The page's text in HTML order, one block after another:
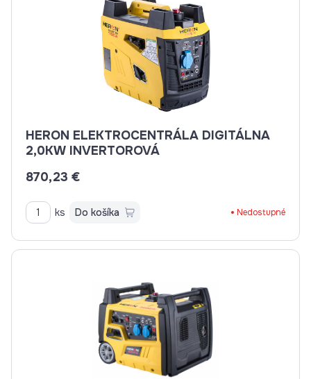
HERON ELEKTROCENTRÁLA DIGITÁLNA
2,0KW INVERTOROVÁ
870,23 €
ks Do košíka Nedostupné